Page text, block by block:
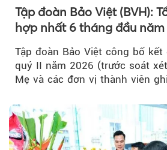
Tập đoàn Bảo Việt (BVH):
hợp nhất 6 tháng đầu
32.000 tỷ đồng, tăng trưởng
Tập đoàn Bảo Việt công bố kết
quý II năm 2026 (trước soát
Mẹ và các đơn vị thành viên